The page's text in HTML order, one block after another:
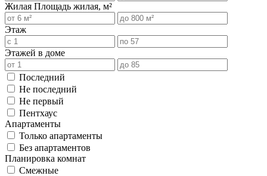
Жилая Площадь жилая, м²
Этаж
Этажей в доме
Последний
Не последний
Не первый
Пентхаус
Апартаменты
Только апартаменты
Без апартаментов
Планировка комнат
Смежные